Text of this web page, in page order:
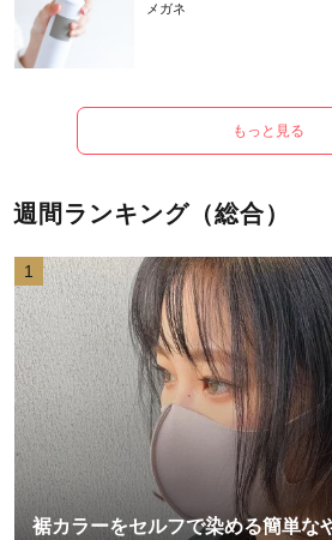
メガネ
もっと見る
週間ランキング（総合）
1
裾カラーをセルフで染める簡単な